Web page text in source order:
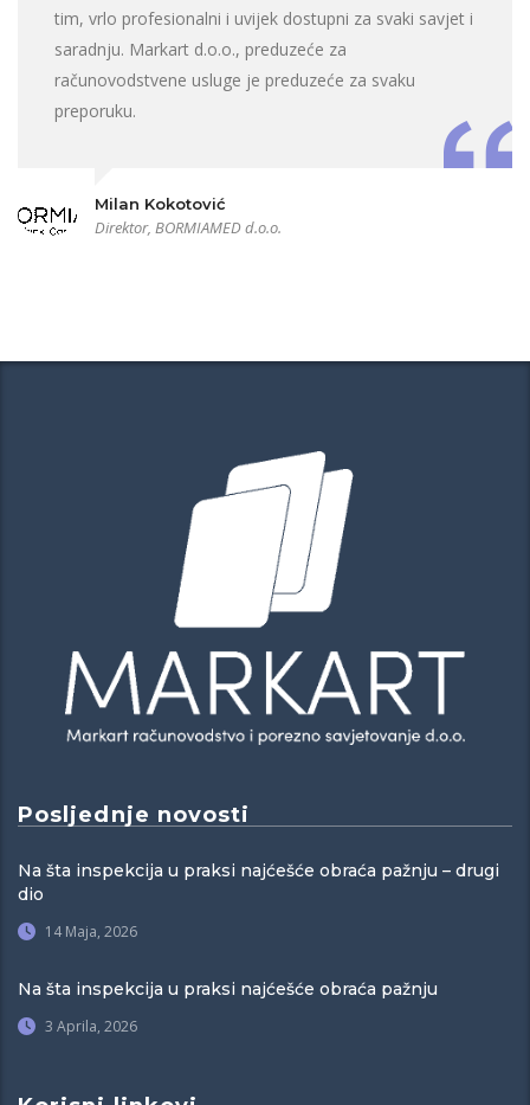
tim, vrlo profesionalni i uvijek dostupni za svaki savjet i
saradnju. Markart d.o.o., preduzeće za
računovodstvene usluge je preduzeće za svaku
preporuku.
Milan Kokotović
Direktor, BORMIAMED d.o.o.
Posljednje novosti
Na šta inspekcija u praksi najćešće obraća pažnju – drugi
dio
14 Maja, 2026
Na šta inspekcija u praksi najćešće obraća pažnju
3 Aprila, 2026